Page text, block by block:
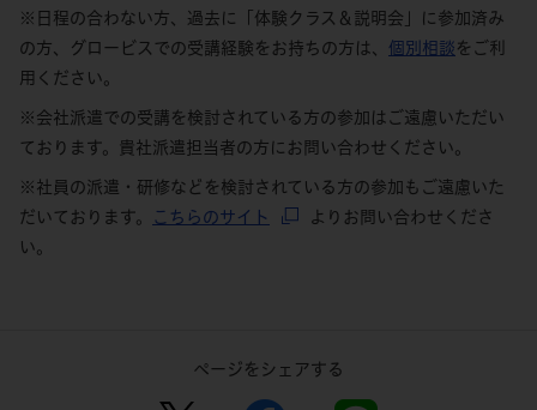
※日程の合わない方、過去に「体験クラス＆説明会」に参加済み
の方、グロービスでの受講経験をお持ちの方は、 個別相談 をご利
用ください。
※会社派遣での受講を検討されている方の参加はご遠慮いただい
ております。貴社派遣担当者の方にお問い合わせください。
※社員の派遣・研修などを検討されている方の参加もご遠慮いた
だいております。
こちらのサイト
よりお問い合わせくださ
い。
ページをシェアする